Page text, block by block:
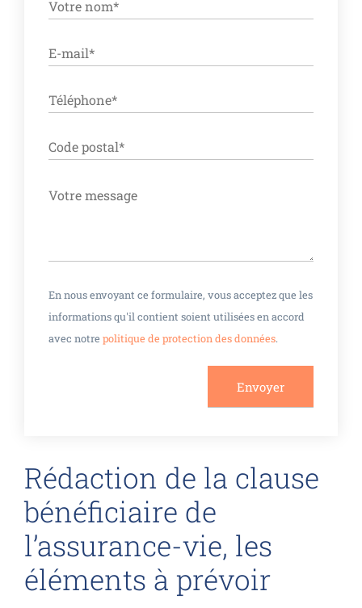
En nous envoyant ce formulaire, vous acceptez que les
informations qu'il contient soient utilisées en accord
avec notre politique de protection des données.
ALTERNATIVE:
Rédaction de la clause
bénéficiaire de
l’assurance-vie, les
éléments à prévoir